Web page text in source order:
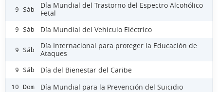
9 Sáb
Día Mundial del Trastorno del Espectro Alcohólico
Fetal
9 Sáb Día Mundial del Vehículo Eléctrico
9 Sáb
Día Internacional para proteger la Educación de
Ataques
9 Sáb Día del Bienestar del Caribe
10 Dom Día Mundial para la Prevención del Suicidio